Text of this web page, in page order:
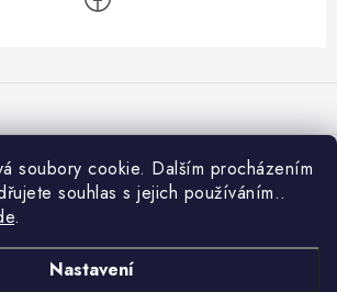
soubory cookie. Dalším procházením
souhlas s jejich používáním..
.
Nastavení